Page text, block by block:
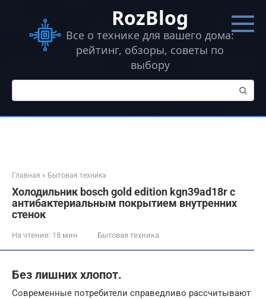
контенту
RozBlog
Все о технике для вашего дома:
рейтинг, обзоры, советы по
выбору
Поиск:
Главная » Бытовая техника
Холодильник bosch gold edition kgn39ad18r c
антибактериальным покрытием внутренних
стенок
На чтение: 18 мин Бытовая техника
Без лишних хлопот.
Современные потребители справедливо рассчитывают